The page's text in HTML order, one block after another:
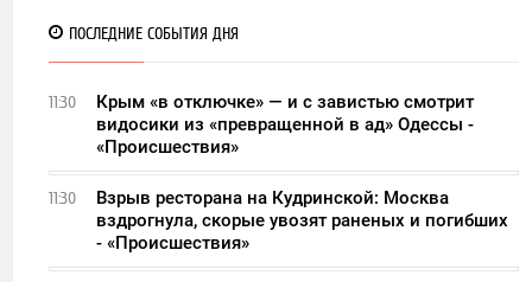
ПОСЛЕДНИЕ СОБЫТИЯ ДНЯ
11:30
Крым «в отключке» — и с завистью смотрит
видосики из «превращенной в ад» Одессы -
«Происшествия»
11:30
Взрыв ресторана на Кудринской: Москва
вздрогнула, скорые увозят раненых и погибших
- «Происшествия»